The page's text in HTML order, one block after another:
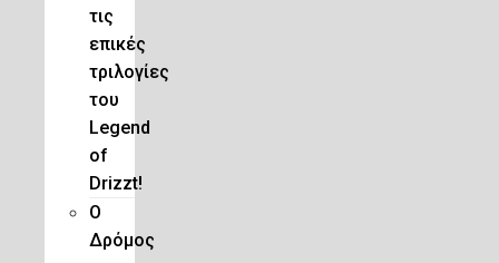
τις
επικές
τριλογίες
του
Legend
of
Drizzt!
O
Δρόμος